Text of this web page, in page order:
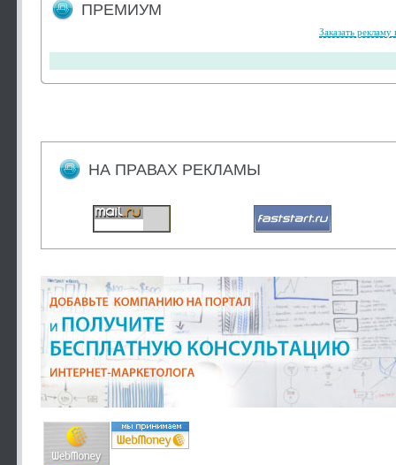
ПРЕМИУМ
Заказать рекламу
НА ПРАВАХ РЕКЛАМЫ